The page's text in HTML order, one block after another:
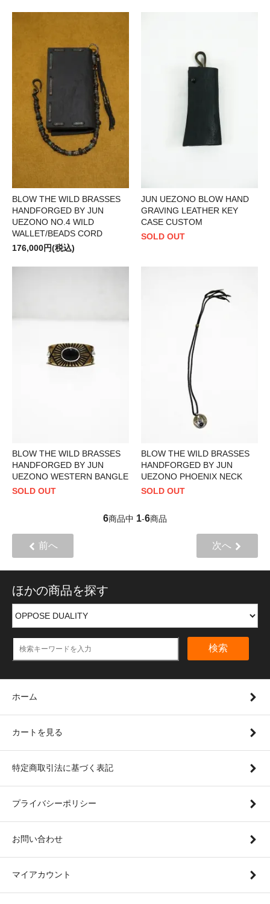
BLOW THE WILD BRASSES
HANDFORGED BY JUN
UEZONO NO.4 WILD
WALLET/BEADS CORD
176,000円(税込)
JUN UEZONO BLOW HAND
GRAVING LEATHER KEY
CASE CUSTOM
SOLD OUT
BLOW THE WILD BRASSES
HANDFORGED BY JUN
UEZONO WESTERN BANGLE
SOLD OUT
BLOW THE WILD BRASSES
HANDFORGED BY JUN
UEZONO PHOENIX NECK
SOLD OUT
6商品中 1-6商品
前へ 次へ
ほかの商品を探す
検索
ホーム
カートを見る
特定商取引法に基づく表記
プライバシーポリシー
お問い合わせ
マイアカウント